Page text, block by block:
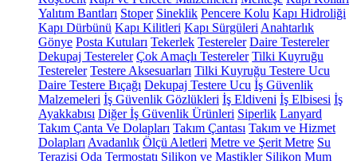
Yalıtım Bantları Stoper Sineklik Pencere Kolu Kapı Hidroliği
Kapı Dürbünü Kapı Kilitleri Kapı Sürgüleri Anahtarlık
Gönye Posta Kutuları Tekerlek Testereler Daire Testereler
Dekupaj Testereler Çok Amaçlı Testereler Tilki Kuyruğu
Testereler Testere Aksesuarları Tilki Kuyruğu Testere Ucu
Daire Testere Bıçağı Dekupaj Testere Ucu İş Güvenlik
Malzemeleri İş Güvenlik Gözlükleri İş Eldiveni İş Elbisesi İş
Ayakkabısı Diğer İş Güvenlik Ürünleri Siperlik Lanyard
Takım Çanta Ve Dolapları Takım Çantası Takım ve Hizmet
Dolapları Avadanlık Ölçü Aletleri Metre ve Şerit Metre Su
Terazisi Oda Termostatı Silikon ve Mastikler Silikon Mum